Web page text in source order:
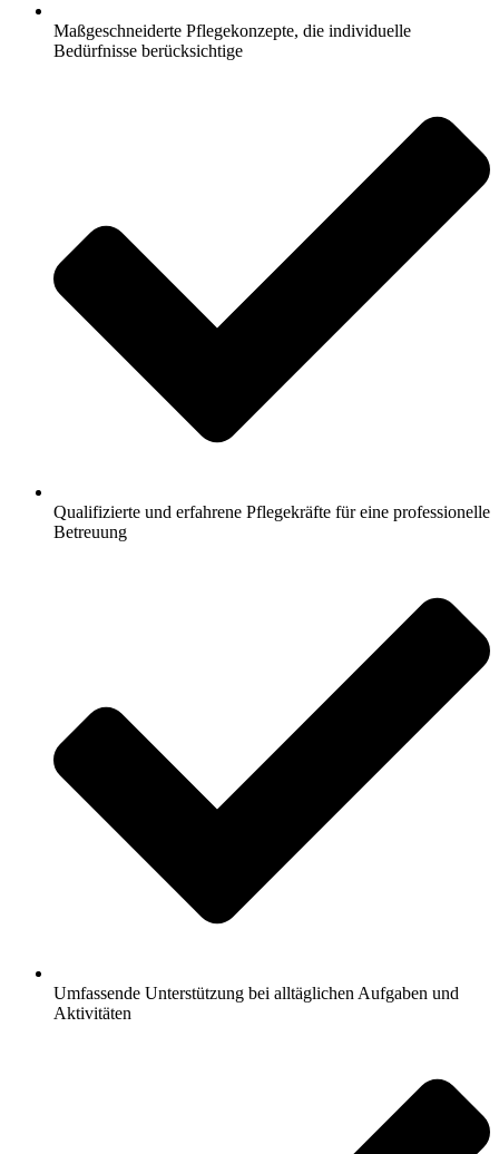
Maßgeschneiderte Pflegekonzepte, die individuelle
Bedürfnisse berücksichtige
Qualifizierte und erfahrene Pflegekräfte für eine professionelle
Betreuung
Umfassende Unterstützung bei alltäglichen Aufgaben und
Aktivitäten